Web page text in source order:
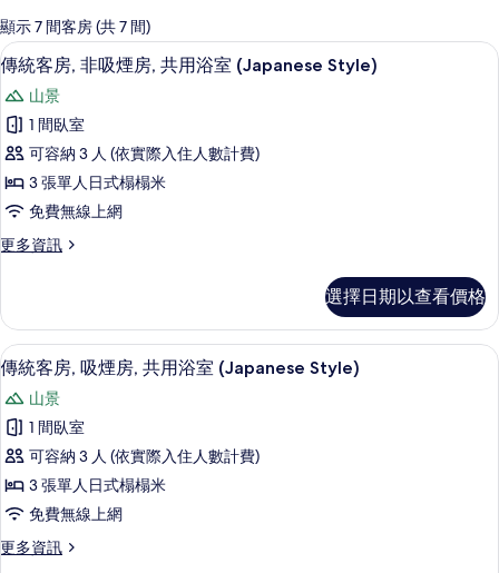
的
客
房
篩
選
條
顯示 7 間客房 (共 7 間)
顯
示
傳
統
客
房,
吸
房,
共
用
浴
室
(Japanese
Style)
的
所
客房內保險箱、書桌、筆電工作空間
14
傳統客房, 非吸煙房, 共用浴室 (Japanese Style)
山景
1 間臥室
可容納 3 人 (依實際入住人數計費)
3 張單人日式榻榻米
免費無線上網
更多資訊
更
客
房,
非
吸
煙
房,
共
用
浴
室
(Japanese
Style)
選擇日期以查看價格
顯
示
傳
統
客
房,
煙
客房內保險箱、書桌、筆電工作空間
14
傳統客房, 吸煙房, 共用浴室 (Japanese Style)
山景
1 間臥室
可容納 3 人 (依實際入住人數計費)
3 張單人日式榻榻米
免費無線上網
更多資訊
更